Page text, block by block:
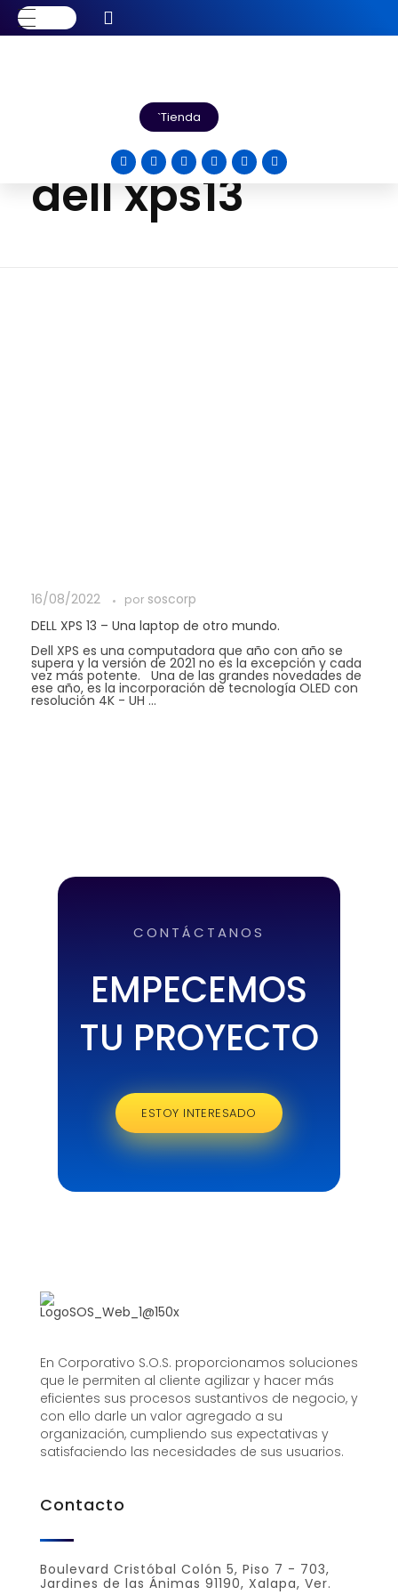
Tienda
Entradas
etiquetadas:
dell xps13
16/08/2022 por soscorp
DELL XPS 13 – Una laptop de otro mundo.
Dell XPS es una computadora que año con año se
supera y la versión de 2021 no es la excepción y cada
vez más potente. Una de las grandes novedades de
ese año, es la incorporación de tecnología OLED con
resolución 4K - UH ...
CONTÁCTANOS
EMPECEMOS
TU PROYECTO
ESTOY INTERESADO
En Corporativo S.O.S. proporcionamos soluciones
que le permiten al cliente agilizar y hacer más
eficientes sus procesos sustantivos de negocio, y
con ello darle un valor agregado a su
organización, cumpliendo sus expectativas y
satisfaciendo las necesidades de sus usuarios.
Contacto
Boulevard Cristóbal Colón 5, Piso 7 - 703,
Jardines de las Ánimas 91190, Xalapa, Ver.